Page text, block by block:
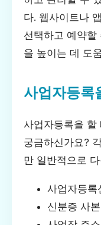
다. 웹사이트나
선택하고 예약할
을 높이는 데 도
사업자등록
사업자등록을 할
궁금하신가요?
만 일반적으로
사업자등록
신분증 사본